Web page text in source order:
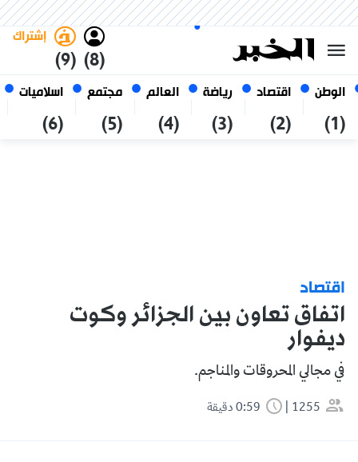
الوطن
(1)
اقتصاد
(2)
رياضة
(3)
العالم
(4)
مجتمع
(5)
اسلاميات
(6)
(8)
إشتراك
(9)
أغسطس 2026
الجزائر
اقتصاد
اتفاق تعاون بين الجزائر وكوت
ديفوار
في مجالي المحروقات والمناجم.
1255